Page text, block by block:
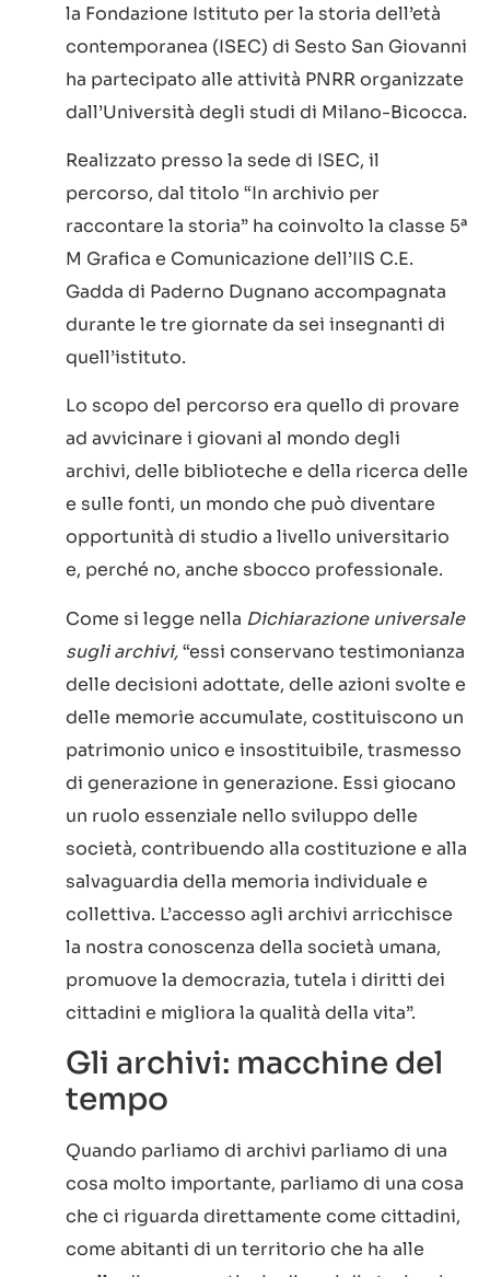
la Fondazione Istituto per la storia dell’età
contemporanea (ISEC) di Sesto San Giovanni
ha partecipato alle attività PNRR organizzate
dall’Università degli studi di Milano-Bicocca.
Realizzato presso la sede di ISEC, il
percorso, dal titolo “In archivio per
raccontare la storia” ha coinvolto la classe 5ª
M Grafica e Comunicazione dell’IIS C.E.
Gadda di Paderno Dugnano accompagnata
durante le tre giornate da sei insegnanti di
quell’istituto.
Lo scopo del percorso era quello di provare
ad avvicinare i giovani al mondo degli
archivi, delle biblioteche e della ricerca delle
e sulle fonti, un mondo che può diventare
opportunità di studio a livello universitario
e, perché no, anche sbocco professionale.
Come si legge nella Dichiarazione universale
sugli archivi,“essi conservano testimonianza
delle decisioni adottate, delle azioni svolte e
delle memorie accumulate, costituiscono un
patrimonio unico e insostituibile, trasmesso
di generazione in generazione. Essi giocano
un ruolo essenziale nello sviluppo delle
società, contribuendo alla costituzione e alla
salvaguardia della memoria individuale e
collettiva. L’accesso agli archivi arricchisce
la nostra conoscenza della società umana,
promuove la democrazia, tutela i diritti dei
cittadini e migliora la qualità della vita”.
Gli archivi: macchine del
tempo
Quando parliamo di archivi parliamo di una
cosa molto importante, parliamo di una cosa
che ci riguarda direttamente come cittadini,
come abitanti di un territorio che ha alle